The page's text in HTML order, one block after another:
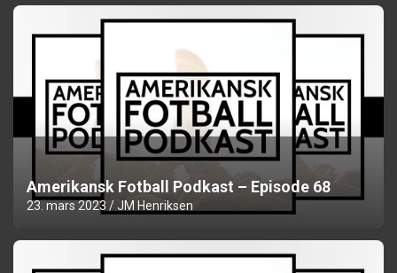
Amerikansk Fotball Podkast – Episode 68
23. mars 2023 JM Henriksen